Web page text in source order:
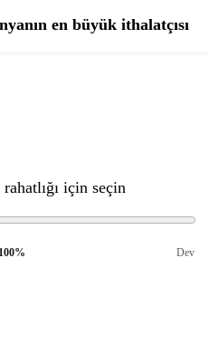
en büyük ithalatçısı
için seçin
100% Dev